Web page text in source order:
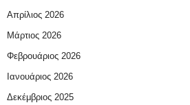
Απρίλιος 2026
Μάρτιος 2026
Φεβρουάριος 2026
Ιανουάριος 2026
Δεκέμβριος 2025